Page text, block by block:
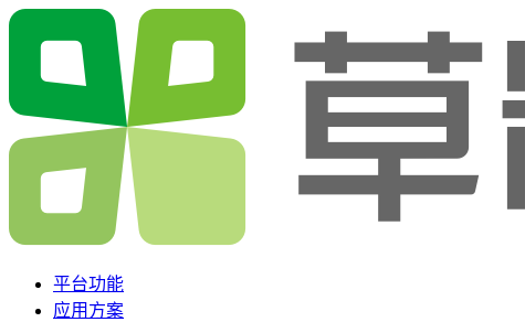
平台功能
应用方案